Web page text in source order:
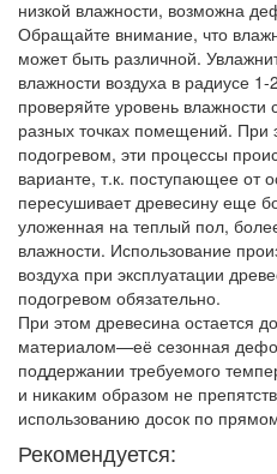
низкой влажности, возможна
Обращайте внимание, что
может быть различной.
влажности воздуха в радиусе
проверяйте уровень
разных точках помещений. При
подогревом, эти процессы
варианте, т.к. поступающее от
пересушивает древесину еще
уложенная на теплый пол,
влажности. Использование
воздуха при эксплуатации
подогревом обязательно.
При этом древесина остается
материалом—её сезонная
поддержании требуемого
и никаким образом не
использованию досок по
Рекомендуется: